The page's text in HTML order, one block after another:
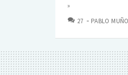
»
27 COMENTARIOS
PABLO